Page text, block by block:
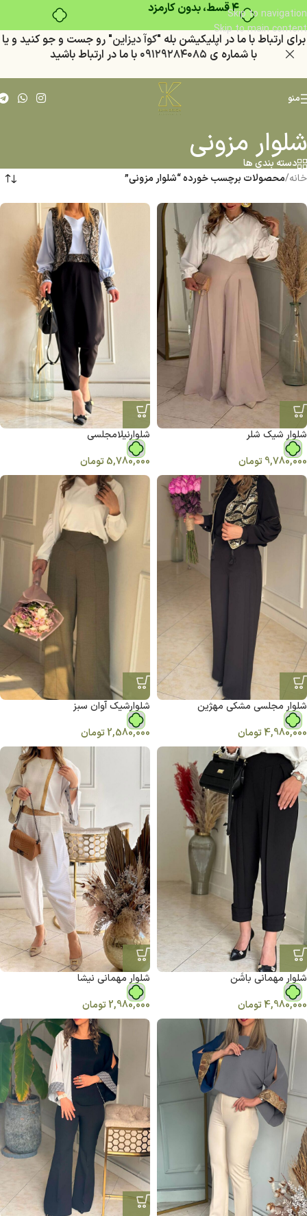
۴ قسط، بدون کارمزد
Skip to navigation
Skip to main content
براي ارتباط با ما در اپليكيشن بله "كوآ ديزاين" رو جست و جو كنيد و يا
با شماره ي ٠٩١٢٩٢٨٤٠٨٥ با ما در ارتباط باشيد
منو
شلوار مزونی
دسته بندی ها
خانه/محصولات برچسب خورده “شلوار مزونی”
شلوار شیک شلر
9,780,000تومان
شلوارنیلامجلسی
5,780,000تومان
شلوار مجلسی مشکی مهژین
4,980,000تومان
شلوارشیک آوان سبز
2,580,000تومان
شلوار مهمانی باشَن
4,980,000تومان
شلوار مهمانی نیشا
2,980,000تومان